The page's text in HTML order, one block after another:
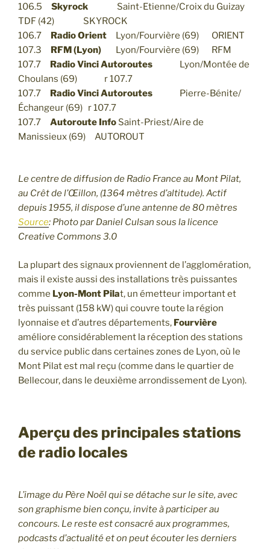
106.5 Skyrock Saint-Etienne/Croix du Guizay
TDF (42) SKYROCK
106.7 Radio Orient Lyon/Fourvière (69) ORIENT
107.3 RFM (Lyon) Lyon/Fourvière (69) RFM
107.7 Radio Vinci Autoroutes Lyon/Montée de
Choulans (69) r 107.7
107.7 Radio Vinci Autoroutes Pierre-Bénite/
Échangeur (69) r 107.7
107.7 Autoroute Info Saint-Priest/Aire de
Manissieux (69) AUTOROUT
Le centre de diffusion de Radio France au Mont Pilat,
au Crêt de l’Œillon, (1364 mètres d’altitude). Actif
depuis 1955, il dispose d’une antenne de 80 mètres
Source: Photo par Daniel Culsan sous la licence
Creative Commons 3.0
La plupart des signaux proviennent de l’agglomération,
mais il existe aussi des installations très puissantes
comme Lyon-Mont Pilat, un émetteur important et
très puissant (158 kW) qui couvre toute la région
lyonnaise et d’autres départements, Fourvière
améliore considérablement la réception des stations
du service public dans certaines zones de Lyon, où le
Mont Pilat est mal reçu (comme dans le quartier de
Bellecour, dans le deuxième arrondissement de Lyon).
Aperçu des principales stations
de radio locales
L’image du Père Noël qui se détache sur le site, avec
son graphisme bien conçu, invite à participer au
concours. Le reste est consacré aux programmes,
podcasts d’actualité et on peut écouter les derniers